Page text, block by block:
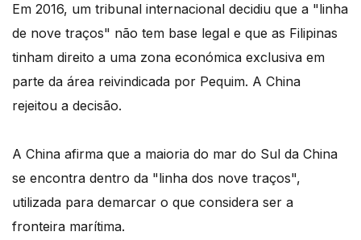
Em 2016, um tribunal internacional decidiu que a "linha
de nove traços" não tem base legal e que as Filipinas
tinham direito a uma zona económica exclusiva em
parte da área reivindicada por Pequim. A China
rejeitou a decisão.
A China afirma que a maioria do mar do Sul da China
se encontra dentro da "linha dos nove traços",
utilizada para demarcar o que considera ser a
fronteira marítima.